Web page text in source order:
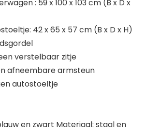
: 59 x 100 x 103 cm (B x D x
42 x 65 x 57 cm (B x D x H)
verstelbaar zitje
afneembare armsteun
autostoeltje
en zwart Materiaal: staal en